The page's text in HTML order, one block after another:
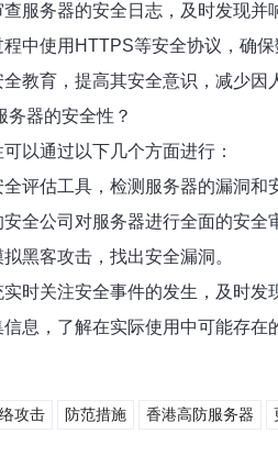
服务器的安全日志，及时发现并
中使用HTTPS等安全协议，确保
教育，提高其安全意识，减少因
务器的安全性？
以通过以下几个方面进行：
评估工具，检测服务器的漏洞和
全公司对服务器进行全面的安全
黑客攻击，找出安全漏洞。
时关注安全事件的发生，及时发
息，了解在实际使用中可能存在
攻击 防范措施 香港高防服务器